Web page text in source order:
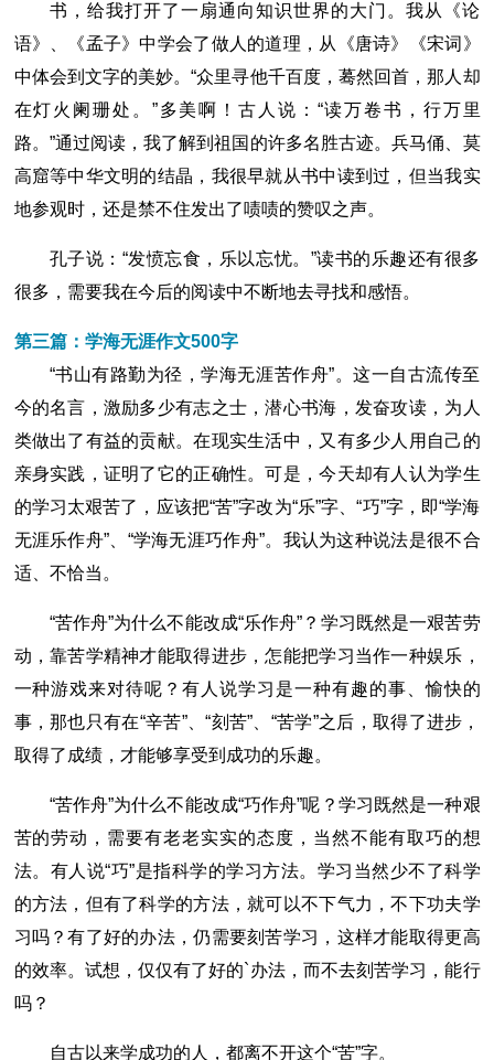
书，给我打开了一扇通向知识世界的大门。我从《论
语》、《孟子》中学会了做人的道理，从《唐诗》《宋词》
中体会到文字的美妙。“众里寻他千百度，蓦然回首，那人却
在灯火阑珊处。”多美啊！古人说：“读万卷书，行万里
路。”通过阅读，我了解到祖国的许多名胜古迹。兵马俑、莫
高窟等中华文明的结晶，我很早就从书中读到过，但当我实
地参观时，还是禁不住发出了啧啧的赞叹之声。
孔子说：“发愤忘食，乐以忘忧。”读书的乐趣还有很多
很多，需要我在今后的阅读中不断地去寻找和感悟。
第三篇：学海无涯作文500字
“书山有路勤为径，学海无涯苦作舟”。这一自古流传至
今的名言，激励多少有志之士，潜心书海，发奋攻读，为人
类做出了有益的贡献。在现实生活中，又有多少人用自己的
亲身实践，证明了它的正确性。可是，今天却有人认为学生
的学习太艰苦了，应该把“苦”字改为“乐”字、“巧”字，即“学海
无涯乐作舟”、“学海无涯巧作舟”。我认为这种说法是很不合
适、不恰当。
“苦作舟”为什么不能改成“乐作舟”？学习既然是一艰苦劳
动，靠苦学精神才能取得进步，怎能把学习当作一种娱乐，
一种游戏来对待呢？有人说学习是一种有趣的事、愉快的
事，那也只有在“辛苦”、“刻苦”、“苦学”之后，取得了进步，
取得了成绩，才能够享受到成功的乐趣。
“苦作舟”为什么不能改成“巧作舟”呢？学习既然是一种艰
苦的劳动，需要有老老实实的态度，当然不能有取巧的想
法。有人说“巧”是指科学的学习方法。学习当然少不了科学
的方法，但有了科学的方法，就可以不下气力，不下功夫学
习吗？有了好的办法，仍需要刻苦学习，这样才能取得更高
的效率。试想，仅仅有了好的`办法，而不去刻苦学习，能行
吗？
自古以来学成功的人，都离不开这个“苦”字。